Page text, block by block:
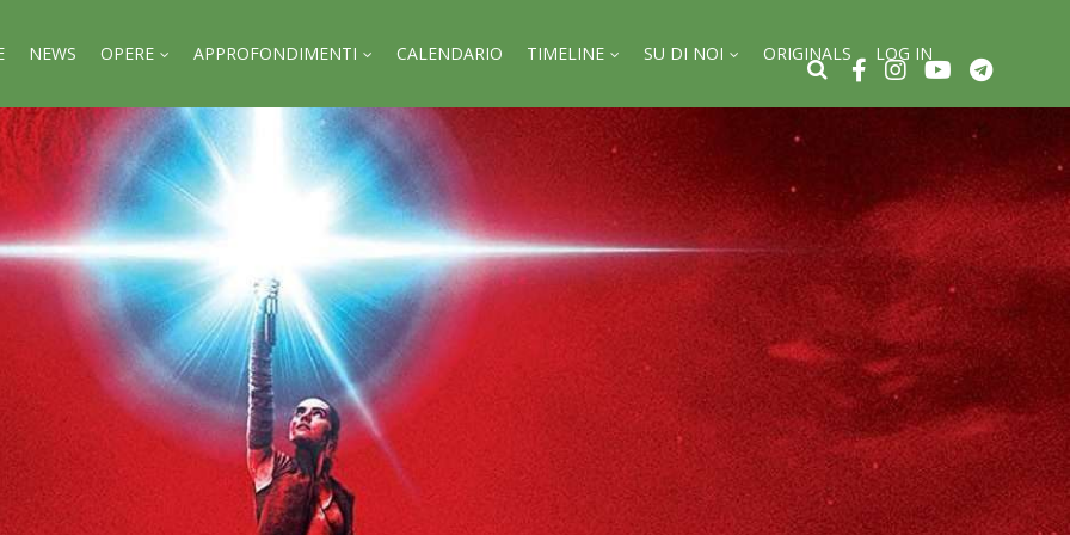
NEWS OPERE APPROFONDIMENTI CALENDARIO TIMELINE SU DI NOI ORIGINALS LOG IN